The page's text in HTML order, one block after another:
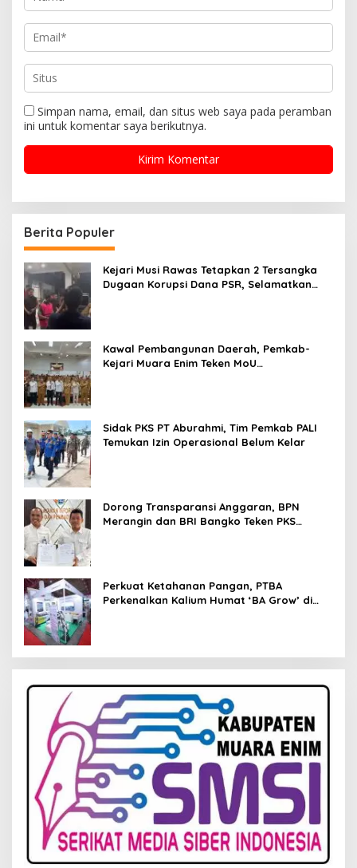
Simpan nama, email, dan situs web saya pada peramban
ini untuk komentar saya berikutnya.
Berita Populer
Kejari Musi Rawas Tetapkan 2 Tersangka
Dugaan Korupsi Dana PSR, Selamatkan
Kawal Pembangunan Daerah, Pemkab-
Kejari Muara Enim Teken MoU
Sidak PKS PT Aburahmi, Tim Pemkab PALI
Temukan Izin Operasional Belum Kelar
Dorong Transparansi Anggaran, BPN
Merangin dan BRI Bangko Teken PKS
Perkuat Ketahanan Pangan, PTBA
Perkenalkan Kalium Humat ‘BA Grow’ di